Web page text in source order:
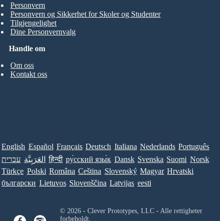
Handle om
Om oss
Kontakt oss
Personvern
Personvern og Sikkerhet for Skoler og Studenter
Tilgjengelighet
Dine Personvernvalg
English Español Français Deutsch Italiana Nederlands Português
עברית العَرَبِيَّة हिन्दी ру́сский язы́к Dansk Svenska Suomi Norsk
Türkçe Polski Româna Ceština Slovenský Magyar Hrvatski
български Lietuvos Slovenščina Latvijas eesti
© 2026 - Clever Prototypes, LLC - Alle rettigheter
forbeholdt.